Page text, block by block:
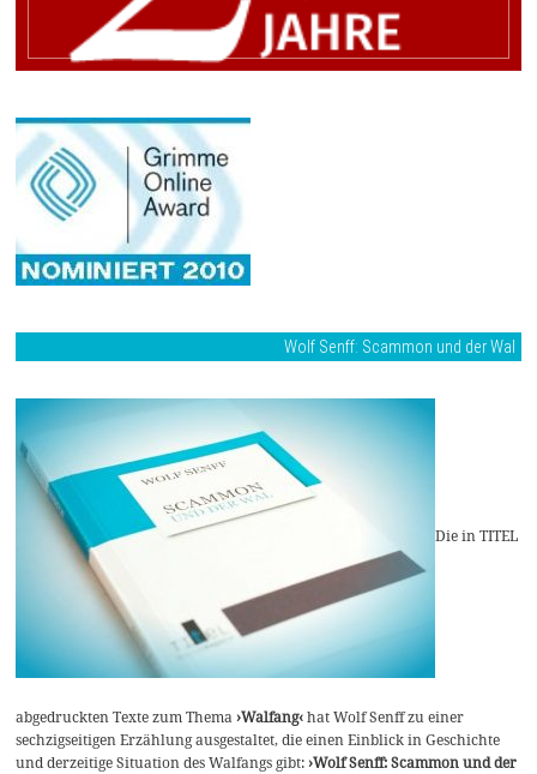
Wolf Senff: Scammon und der Wal
Die in TITEL
abgedruckten Texte zum Thema›Walfang‹hat Wolf Senff zu einer
sechzigseitigen Erzählung ausgestaltet, die einen Einblick in Geschichte
und derzeitige Situation des Walfangs gibt:›Wolf Senff: Scammon und der